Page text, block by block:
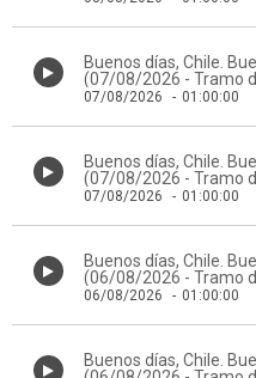
Buenos días, Chile.
(07/08/2026 - Tramo
07/08/2026 - 01:00:00
Buenos días, Chile.
(07/08/2026 - Tramo
07/08/2026 - 01:00:00
Buenos días, Chile.
(06/08/2026 - Tramo
06/08/2026 - 01:00:00
Buenos días, Chile.